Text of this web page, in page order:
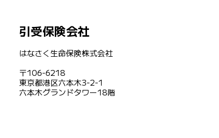
引受保険会社
はなさく生命保険株式会社
〒106-6218
東京都港区六本木3-2-1
六本木グランドタワー18階